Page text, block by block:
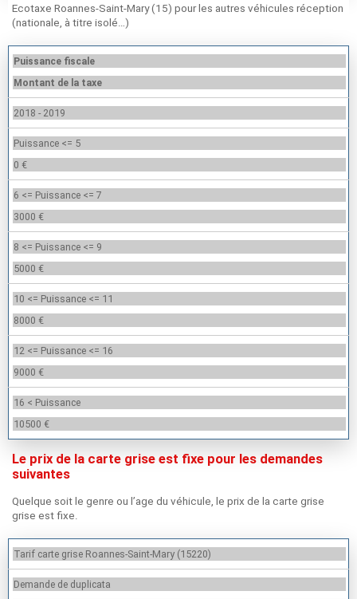
Ecotaxe Roannes-Saint-Mary (15) pour les autres véhicules réception
(nationale, à titre isolé…)
Puissance fiscale
Montant de la taxe
2018 - 2019
Puissance <= 5
0 €
6 <= Puissance <= 7
3000 €
8 <= Puissance <= 9
5000 €
10 <= Puissance <= 11
8000 €
12 <= Puissance <= 16
9000 €
16 < Puissance
10500 €
Le prix de la carte grise est fixe pour les demandes
suivantes
Quelque soit le genre ou l’age du véhicule, le prix de la carte grise
grise est fixe.
Tarif carte grise Roannes-Saint-Mary (15220)
Demande de duplicata